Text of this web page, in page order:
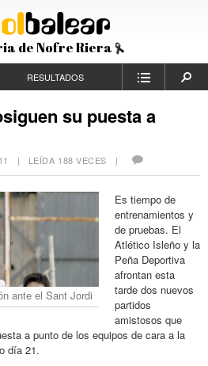
de Nofre Riera
RESULTADOS
su puesta a
| LEÍDA 188 VECES |
ante el Sant Jordi
Es tiempo de
entrenamientos y
de pruebas. El
Atlético Isleño y la
Peña Deportiva
afrontan esta
tarde dos nuevos
partidos
amistosos que
a punto de los equipos de cara a la
día 21.